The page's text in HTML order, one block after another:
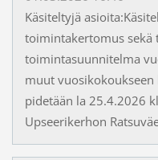
Käsiteltyjä
toimintakertomus sekä
toimintasuunnitelma
muut
pidetään la 25.4.2026
Upseerikerhon